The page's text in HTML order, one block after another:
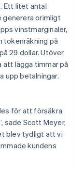
Ett litet antal
generera orimligt
vinstmarginaler,
tokenräkning på
29 dollar. Utöver
att lägga timmar på
upp betalningar.
för att försäkra
sade Scott Meyer,
blev tydligt att vi
kundens